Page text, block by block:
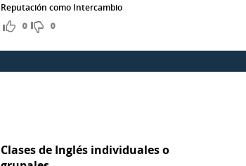
Reputación como Intercambio
0 0
Clases de Inglés individuales o